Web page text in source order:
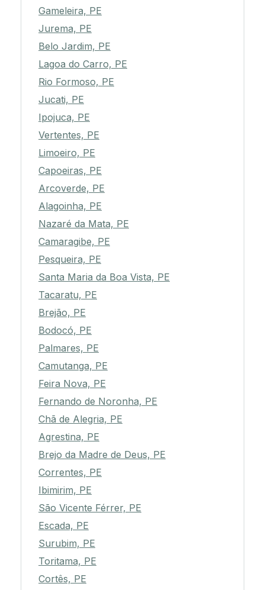
Gameleira, PE
Jurema, PE
Belo Jardim, PE
Lagoa do Carro, PE
Rio Formoso, PE
Jucati, PE
Ipojuca, PE
Vertentes, PE
Limoeiro, PE
Capoeiras, PE
Arcoverde, PE
Alagoinha, PE
Nazaré da Mata, PE
Camaragibe, PE
Pesqueira, PE
Santa Maria da Boa Vista, PE
Tacaratu, PE
Brejão, PE
Bodocó, PE
Palmares, PE
Camutanga, PE
Feira Nova, PE
Fernando de Noronha, PE
Chã de Alegria, PE
Agrestina, PE
Brejo da Madre de Deus, PE
Correntes, PE
Ibimirim, PE
São Vicente Férrer, PE
Escada, PE
Surubim, PE
Toritama, PE
Cortês, PE